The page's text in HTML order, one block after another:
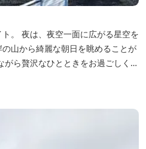
。 夜は、夜空一面に広がる星空を
山から綺麗な朝日を眺めることが
用意しております。 また、海岸
よし、インスタントハウス内でリ